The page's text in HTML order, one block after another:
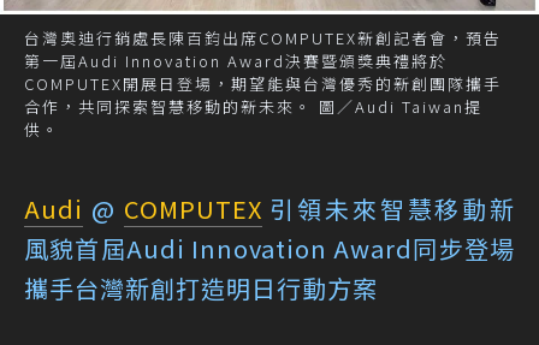
台灣奧迪行銷處長陳百鈞出席COMPUTEX新創記者會，預告
第一屆Audi Innovation Award決賽暨頒獎典禮將於
COMPUTEX開展日登場，期望能與台灣優秀的新創團隊攜手
合作，共同探索智慧移動的新未來。 圖／Audi Taiwan提
供。
Audi @ COMPUTEX 引領未來智慧移動新
風貌首屆Audi Innovation Award同步登場
攜手台灣新創打造明日行動方案